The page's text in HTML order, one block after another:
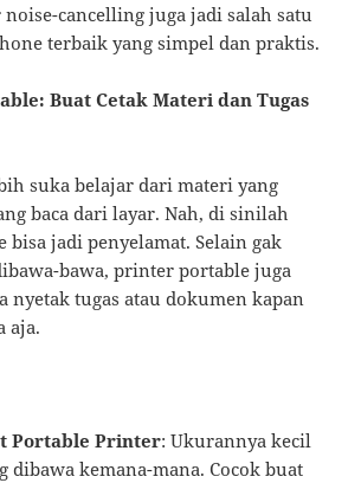
cancelling juga jadi salah satu
terbaik yang simpel dan praktis.
Buat Cetak Materi dan Tugas
suka belajar dari materi yang
baca dari layar. Nah, di sinilah
jadi penyelamat. Selain gak
bawa, printer portable juga
nyetak tugas atau dokumen kapan
aja.
Portable Printer: Ukurannya kecil
dibawa kemana-mana. Cocok buat